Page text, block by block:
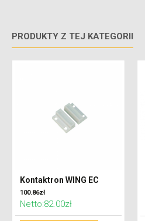
PRODUKTY Z TEJ KATEGORII
Kontaktron WING EC
100.86zł
Netto:82.00zł